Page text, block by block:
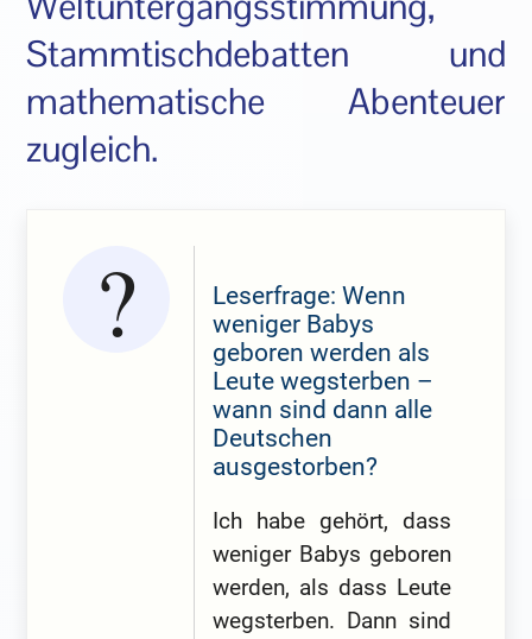
Stammtischdebatten und
mathematische Abenteuer
zugleich.
Leserfrage: Wenn
weniger Babys
geboren werden als
Leute wegsterben –
wann sind dann alle
Deutschen
ausgestorben?
Ich habe gehört, dass
weniger Babys geboren
werden, als dass Leute
wegsterben. Dann sind